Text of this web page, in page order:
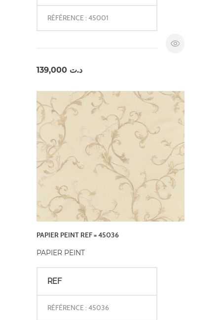
RÉFÉRENCE : 45001
د.ت
PAPIER PEINT REF = 45036
PAPIER PEINT
REF
RÉFÉRENCE : 45036